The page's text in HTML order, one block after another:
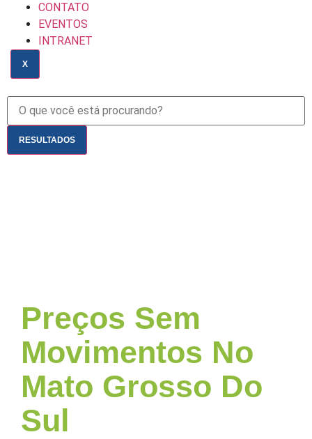
CONTATO
EVENTOS
INTRANET
X
RESULTADOS
Preços Sem
Movimentos No
Mato Grosso Do
Sul